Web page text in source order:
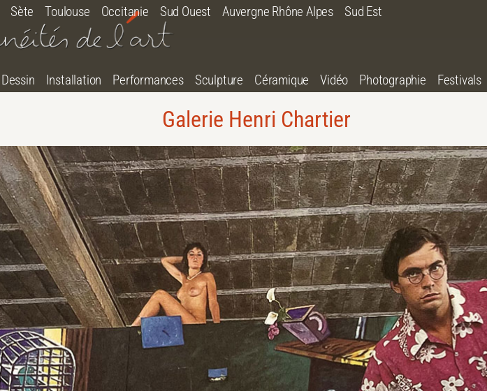
Sète Toulouse Occitanie Sud Ouest Auvergne Rhône Alpes Sud Est
Dessin Installation Performances Sculpture Céramique Vidéo Photographie Festivals
Galerie Henri Chartier